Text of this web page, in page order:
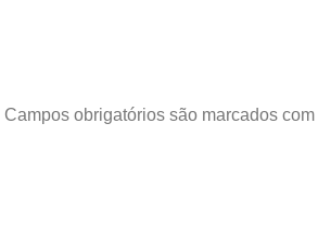
Campos obrigatórios são marcados com